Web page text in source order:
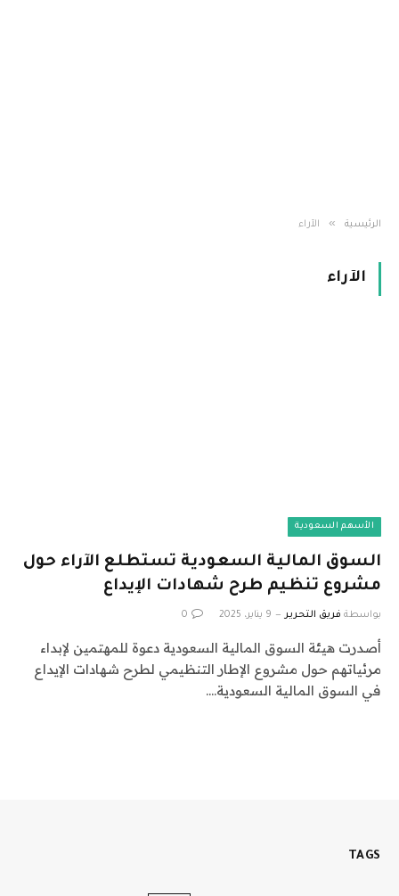
الرئيسية » الآراء
الآراء
الأسهم السعودية
السوق المالية السعودية تستطلع الآراء حول
مشروع تنظيم طرح شهادات الإيداع
بواسطة فريق التحرير 9 يناير، 2025 0
أصدرت هيئة السوق المالية السعودية دعوة للمهتمين لإبداء
مرئياتهم حول مشروع الإطار التنظيمي لطرح شهادات الإيداع
في السوق المالية السعودية.…
TAGS